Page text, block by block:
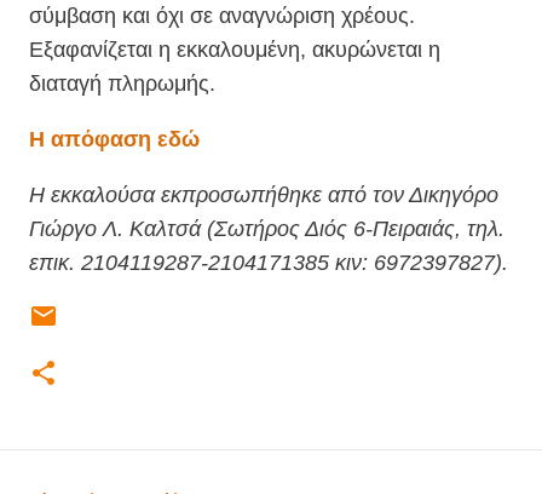
σύμβαση και όχι σε αναγνώριση χρέους.
Εξαφανίζεται η εκκαλουμένη, ακυρώνεται η
διαταγή πληρωμής.
Η απόφαση εδώ
Η εκκαλούσα εκπροσωπήθηκε από τον Δικηγόρο
Γιώργο Λ. Καλτσά (Σωτήρος Διός 6-Πειραιάς, τηλ.
επικ. 2104119287-2104171385 κιν: 6972397827).